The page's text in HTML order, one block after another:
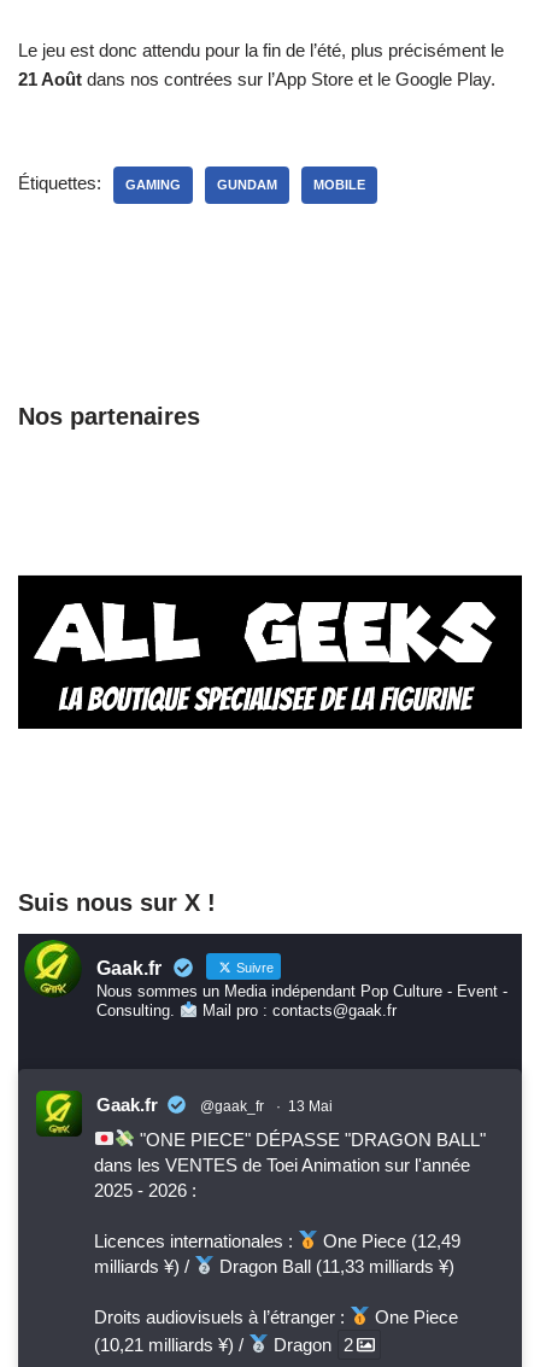
Le jeu est donc attendu pour la fin de l’été, plus précisément le
21 Août dans nos contrées sur l’App Store et le Google Play.
Étiquettes: GAMING GUNDAM MOBILE
Nos partenaires
Suis nous sur X !
Gaak.fr Suivre
Nous sommes un Media indépendant Pop Culture - Event -
Consulting.
Mail pro : contacts@gaak.fr
Gaak.fr @gaak_fr · 13 Mai
"ONE PIECE" DÉPASSE "DRAGON BALL"
dans les VENTES de Toei Animation sur l'année
2025 - 2026 :
Licences internationales :
One Piece (12,49
milliards ¥) /
Dragon Ball (11,33 milliards ¥)
Droits audiovisuels à l’étranger :
One Piece
(10,21 milliards ¥) /
Dragon 2